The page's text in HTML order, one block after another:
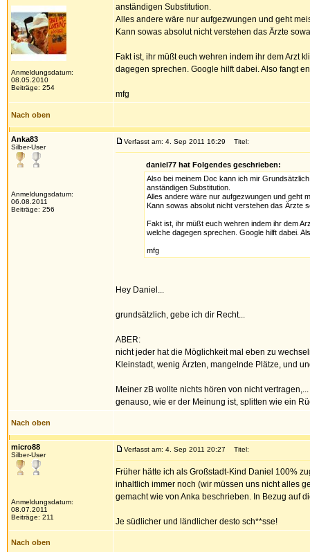
Anmeldungsdatum:
08.05.2010
Beiträge: 254
anständigen Substitution.
Alles andere wäre nur aufgezwungen und geht
Kann sowas absolut nicht verstehen das Ärzte
Fakt ist, ihr müßt euch wehren indem ihr dem Arzt
dagegen sprechen. Google hilft dabei. Also fangt
mfg
Nach oben
Anka83
Silber-User
Anmeldungsdatum:
06.08.2011
Beiträge: 256
Verfasst am: 4. Sep 2011 16:29 Titel:
daniel77 hat Folgendes geschrieben:
Also bei meinem Doc kann ich mir
anständigen Substitution.
Alles andere wäre nur aufgezwungen und geht
Kann sowas absolut nicht verstehen das Ärzte
Fakt ist, ihr müßt euch wehren indem ihr dem
welche dagegen sprechen. Google hilft dabei.
mfg
Hey Daniel...
grundsätzlich, gebe ich dir Recht...
ABER:
nicht jeder hat die Möglichkeit mal eben zu
Kleinstadt, wenig Ärzten, mangelnde Plätze, und
Meiner zB wollte nichts hören von nicht vertragen,...
genauso, wie er der Meinung ist, splitten wie ein
Nach oben
micro88
Silber-User
Anmeldungsdatum:
08.07.2011
Beiträge: 211
Verfasst am: 4. Sep 2011 20:27 Titel:
Früher hätte ich als Großstadt-Kind Daniel 100%
inhaltlich immer noch (wir müssen uns nicht alles
gemacht wie von Anka beschrieben. In Bezug auf
Je südlicher und ländlicher desto sch**sse!
Nach oben